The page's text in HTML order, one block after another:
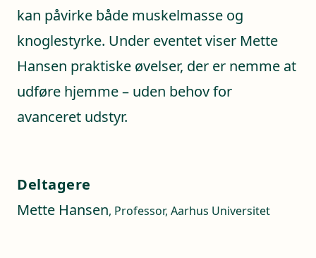
kan påvirke både muskelmasse og
knoglestyrke. Under eventet viser Mette
Hansen praktiske øvelser, der er nemme at
udføre hjemme – uden behov for
avanceret udstyr.
Deltagere
Mette Hansen, Professor, Aarhus Universitet